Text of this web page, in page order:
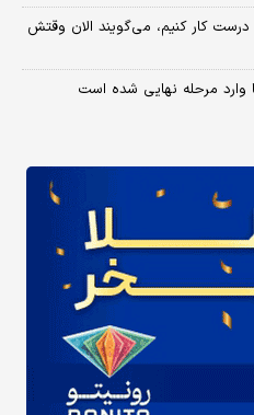
درست کار کنیم، می‌گویند الان وقتش
وارد مرحله نهایی شده است